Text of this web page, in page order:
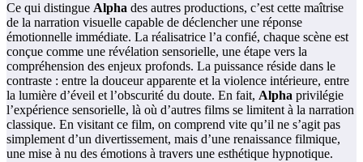
Ce qui distingue Alpha des autres productions, c’est cette maîtrise
de la narration visuelle capable de déclencher une réponse
émotionnelle immédiate. La réalisatrice l’a confié, chaque scène est
conçue comme une révélation sensorielle, une étape vers la
compréhension des enjeux profonds. La puissance réside dans le
contraste : entre la douceur apparente et la violence intérieure, entre
la lumière d’éveil et l’obscurité du doute. En fait, Alpha privilégie
l’expérience sensorielle, là où d’autres films se limitent à la narration
classique. En visitant ce film, on comprend vite qu’il ne s’agit pas
simplement d’un divertissement, mais d’une renaissance filmique,
une mise à nu des émotions à travers une esthétique hypnotique.